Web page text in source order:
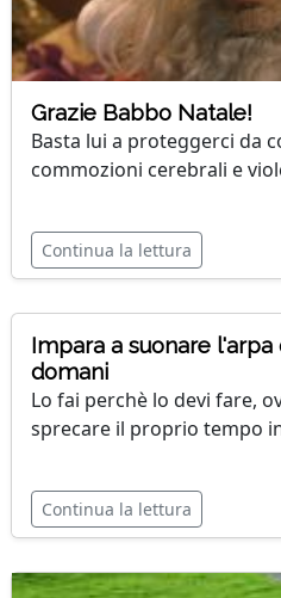
Grazie Babbo Natale!
Basta lui a proteggerci da
commozioni cerebrali e
Continua la lettura
Impara a suonare
domani
Lo fai perchè lo devi fare,
sprecare il proprio tempo
Continua la lettura